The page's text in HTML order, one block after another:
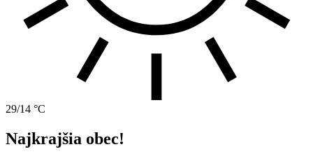
29/14 °C
Najkrajšia obec!